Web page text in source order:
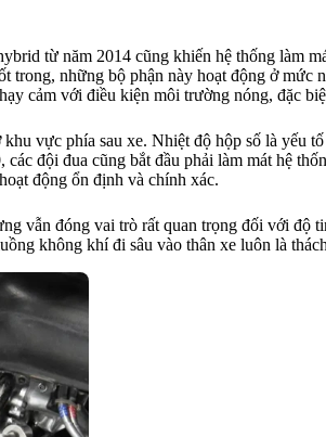
từ năm 2014 cũng khiến hệ thống làm
những bộ phận này hoạt động ở
cảm với điều kiện môi trường nóng, đặc
vực phía sau xe. Nhiệt độ hộp số là
đội đua cũng bắt đầu phải làm mát hệ
động ổn định và chính xác.
vẫn đóng vai trò rất quan trọng đối với
không khí đi sâu vào thân xe luôn là